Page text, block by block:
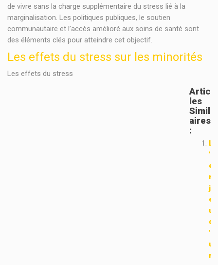
de vivre sans la charge supplémentaire du stress lié à la
marginalisation. Les politiques publiques, le soutien
communautaire et l’accès amélioré aux soins de santé sont
des éléments clés pour atteindre cet objectif.
Les effets du stress sur les minorités
Les effets du stress
Artic
Les
Simil
Aires
:
L
’
e
n
j
e
u
d
’
u
n